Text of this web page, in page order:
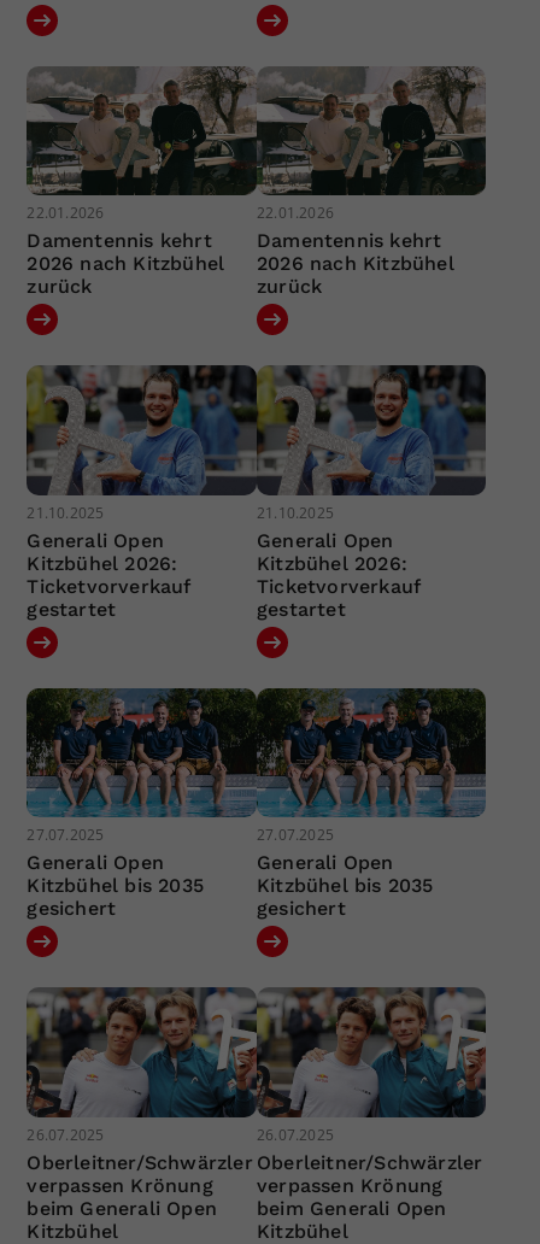
22.01.2026
Damentennis kehrt
2026 nach Kitzbühel
zurück
22.01.2026
Damentennis kehrt
2026 nach Kitzbühel
zurück
21.10.2025
Generali Open
Kitzbühel 2026:
Ticketvorverkauf
gestartet
21.10.2025
Generali Open
Kitzbühel 2026:
Ticketvorverkauf
gestartet
27.07.2025
Generali Open
Kitzbühel bis 2035
gesichert
27.07.2025
Generali Open
Kitzbühel bis 2035
gesichert
26.07.2025
Oberleitner/Schwärzler
verpassen Krönung
beim Generali Open
Kitzbühel
26.07.2025
Oberleitner/Schwärzler
verpassen Krönung
beim Generali Open
Kitzbühel